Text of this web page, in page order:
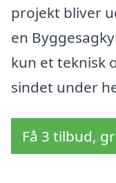
projekt bliver
en
kun et teknisk
sindet under
Få 3 tilbud,